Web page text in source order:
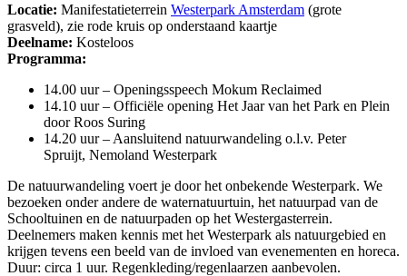
Locatie: Manifestatieterrein Westerpark Amsterdam (grote
grasveld), zie rode kruis op onderstaand kaartje
Deelname: Kosteloos
Programma:
14.00 uur – Openingsspeech Mokum Reclaimed
14.10 uur – Officiële opening Het Jaar van het Park en Plein
door Roos Suring
14.20 uur – Aansluitend natuurwandeling o.l.v. Peter
Spruijt, Nemoland Westerpark
De natuurwandeling voert je door het onbekende Westerpark. We
bezoeken onder andere de waternatuurtuin, het natuurpad van de
Schooltuinen en de natuurpaden op het Westergasterrein.
Deelnemers maken kennis met het Westerpark als natuurgebied en
krijgen tevens een beeld van de invloed van evenementen en horeca.
Duur: circa 1 uur. Regenkleding/regenlaarzen aanbevolen.